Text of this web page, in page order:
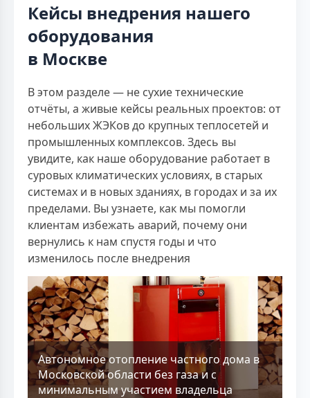
Кейсы внедрения нашего
оборудования
в Москве
В этом разделе — не сухие технические
отчёты, а живые кейсы реальных проектов: от
небольших ЖЭКов до крупных теплосетей и
промышленных комплексов. Здесь вы
увидите, как наше оборудование работает в
суровых климатических условиях, в старых
системах и в новых зданиях, в городах и за их
пределами. Вы узнаете, как мы помогли
клиентам избежать аварий, почему они
вернулись к нам спустя годы и что
изменилось после внедрения
Aвтономное отопление частного дома в
Московской области без газа и с
минимальным участием владельца